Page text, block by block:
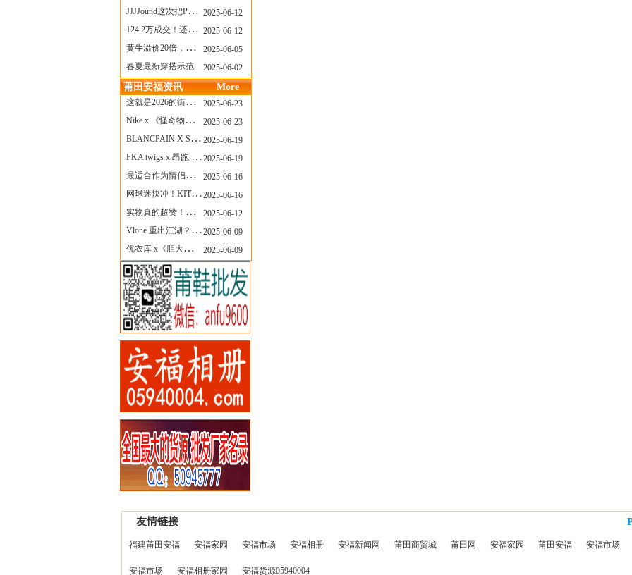
JJJJound这次把PUMA改得好安静
2025-06-12
124.2万成交！还有什么是Labubu做不到的？
2025-06-12
黄牛溢价20倍，「Labubu」3.0市价大盘点！假货比正品还贵...
2025-06-05
春夏最新穿搭示范
2025-06-02
莆田安福资讯 More
这就是2026的街头感！Prada新包我先爱了
2025-06-23
Nike x 《怪奇物语》联名回归，终于轮到这双热门款了！
2025-06-23
BLANCPAIN X SWATCH联名款 BIOCERAMIC SCUBA FIFTY FATHOMS 系列推出全新 GREEN ABYSS（碧波洋）腕表
2025-06-19
FKA twigs x 昂跑 联名来了，这三双 Cloud X 你选哪一双？
2025-06-19
最适合作为情侣鞋的New Balance 1906 Loafer出现了！
2025-06-16
网球迷快冲！KITH x Wilson 限量球拍太会设计了
2025-06-16
实物真的超赞！NB 新款 2010 新配色
2025-06-12
Vlone 重出江湖？突然又要联名，谁能想到！
2025-06-09
优衣库 x《胆大党》新品公布，第二季联动周边来了！
2025-06-09
友情链接
福建莆田安福 安福家园 安福市场 安福相册 安福新闻网 莆田商贸城 莆田网 安福家园 莆田安福 安福市场
安福市场 安福相册家园 安福货源05940004